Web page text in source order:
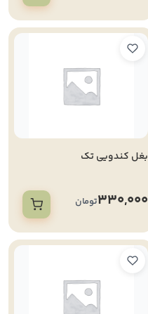
بغل کندویی تک
330,000تومان